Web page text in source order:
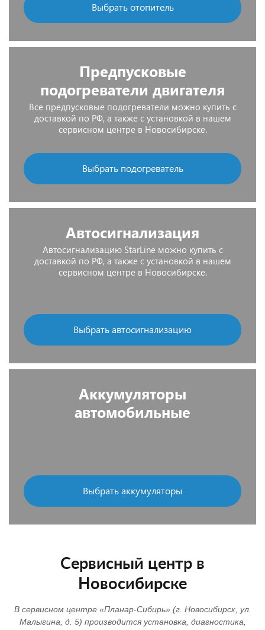
Выбрать отопитель
Предпусковые
подогреватели двигателя
Все предпусковые подогреватели можно купить с
доставкой по РФ, а также с установкой в нашем
сервисном центре в Новосибирске.
Выбрать подогреватель
Автосигнализация
Автосигнализацию StarLine можно купить с
доставкой по РФ, а также с установкой в нашем
сервисном центре в Новосибирске.
Выбрать автосигнализацию
Аккумуляторы
автомобильные
Выбрать аккумуляторы
Сервисный центр в
Новосибирске
В сервисном центре «Планар-Сибирь» (г. Новосибирск, ул.
Малыгина, д. 5) производится установка, диагностика,